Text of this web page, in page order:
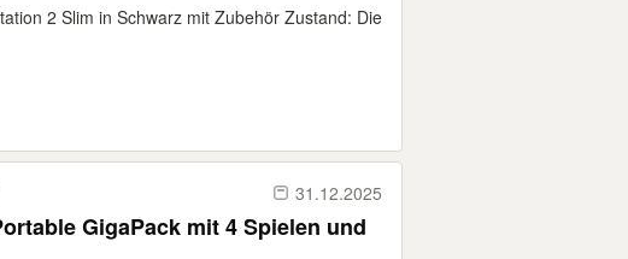
2 Slim in Schwarz mit Zubehör Zustand: Die
31.12.2025
GigaPack mit 4 Spielen und